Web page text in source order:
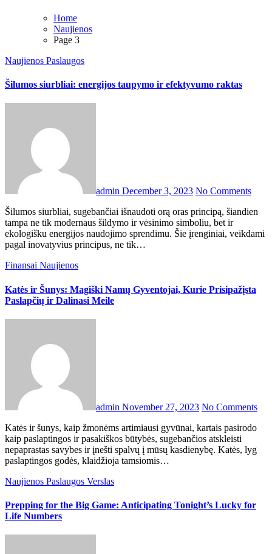
Home
Naujienos
Page 3
Naujienos Paslaugos
Šilumos siurbliai: energijos taupymo ir efektyvumo raktas
admin December 3, 2023 No Comments
Šilumos siurbliai, sugebančiai išnaudoti orą oras principą, šiandien
tampa ne tik modernaus šildymo ir vėsinimo simboliu, bet ir
ekologišku energijos naudojimo sprendimu. Šie įrenginiai, veikdami
pagal inovatyvius principus, ne tik…
Finansai Naujienos
Katės ir Šunys: Magiški Namų Gyventojai, Kurie Prisipažįsta
Paslapčių ir Dalinasi Meile
admin November 27, 2023 No Comments
Katės ir šunys, kaip žmonėms artimiausi gyvūnai, kartais pasirodo
kaip paslaptingos ir pasakiškos būtybės, sugebančios atskleisti
nepaprastas savybes ir įnešti spalvų į mūsų kasdienybę. Katės, lyg
paslaptingos godės, klaidžioja tamsiomis…
Naujienos Paslaugos Verslas
Prepping for the Big Game: Anticipating Tonight’s Lucky for
Life Numbers